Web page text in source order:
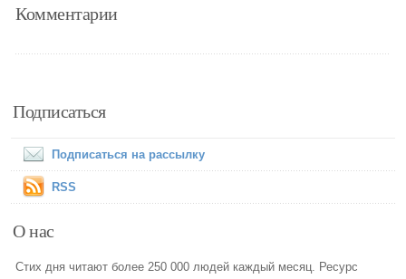
Комментарии
Подписаться
Подписаться на рассылку
RSS
О нас
Стих дня читают более 250 000 людей каждый месяц. Ресурс